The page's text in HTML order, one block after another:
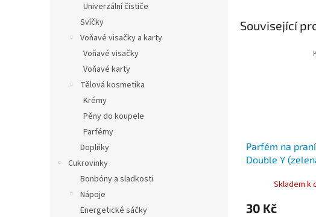
Univerzální čističe
Svíčky
Voňavé visačky a karty
Voňavé visačky
Voňavé karty
Tělová kosmetika
Krémy
Pěny do koupele
Parfémy
Doplňky
Cukrovinky
Bonbóny a sladkosti
Nápoje
Energetické sáčky
Související
Parfém na
Double Y
Skladem k
30 Kč